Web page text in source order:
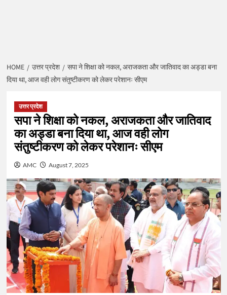
HOME उत्तर प्रदेश
सपा ने शिक्षा को नकल, अराजकता और जातिवाद का अड्डा बना
दिया था, आज वही लोग संतुष्टीकरण को लेकर परेशानः सीएम
उत्तर प्रदेश
सपा ने शिक्षा को नकल, अराजकता और जातिवाद
का अड्डा बना दिया था, आज वही लोग
संतुष्टीकरण को लेकर परेशानः सीएम
AMC August 7, 2025